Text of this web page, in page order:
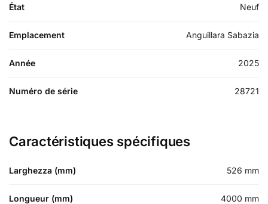
État Neuf
Emplacement Anguillara Sabazia
Année 2025
Numéro de série 28721
Caractéristiques spécifiques
Larghezza (mm) 526 mm
Longueur (mm) 4000 mm